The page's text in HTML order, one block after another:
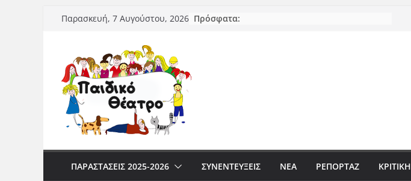
Μετάβαση
Παρασκευή, 7 Αυγούστου, 2026 Πρόσφατα:
ΠΑΡΑΣΤΆΣΕΙΣ 2025-2026 ΣΥΝΕΝΤΕΥΞΕΙΣ ΝΈΑ ΡΕΠΟΡΤΆΖ ΚΡΙΤΙΚΗ